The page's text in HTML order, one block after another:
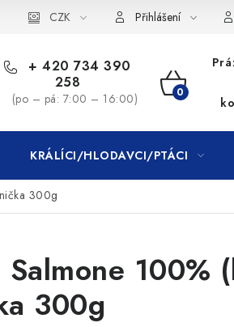
CZK Přihlášení
+ 420 734 390
258
(po – pá: 7:00 – 16:00)
KOŠÍK
KRÁLÍCI/HLODAVCI/PTÁCI
300g
Salmone 100%
300g